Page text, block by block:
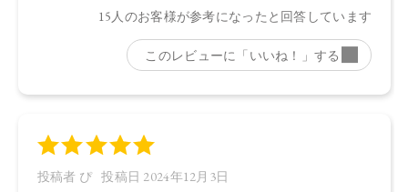
※発売日は予告なく変更する可能性がございます。予めご了
※通常はご注文より１～３営業日での発送となります。
商品によっては、お届けまで１～２週間かかる場合がござい
●パッケージはリニューアル等の理由により、写真と異なる場
合がございます。